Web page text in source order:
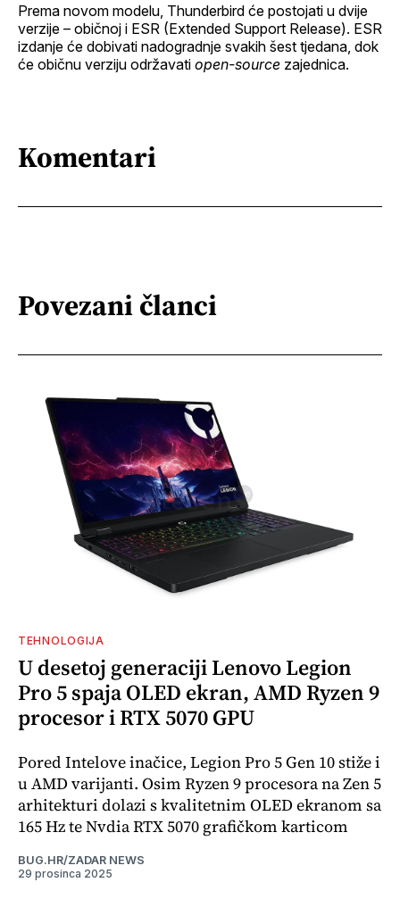
Prema novom modelu, Thunderbird će postojati u dvije
verzije – običnoj i ESR (Extended Support Release). ESR
izdanje će dobivati nadogradnje svakih šest tjedana, dok
će običnu verziju održavati open-source zajednica.
Komentari
Povezani članci
TEHNOLOGIJA
U desetoj generaciji Lenovo Legion
Pro 5 spaja OLED ekran, AMD Ryzen 9
procesor i RTX 5070 GPU
Pored Intelove inačice, Legion Pro 5 Gen 10 stiže i
u AMD varijanti. Osim Ryzen 9 procesora na Zen 5
arhitekturi dolazi s kvalitetnim OLED ekranom sa
165 Hz te Nvdia RTX 5070 grafičkom karticom
BUG.HR/ZADAR NEWS
29 prosinca 2025